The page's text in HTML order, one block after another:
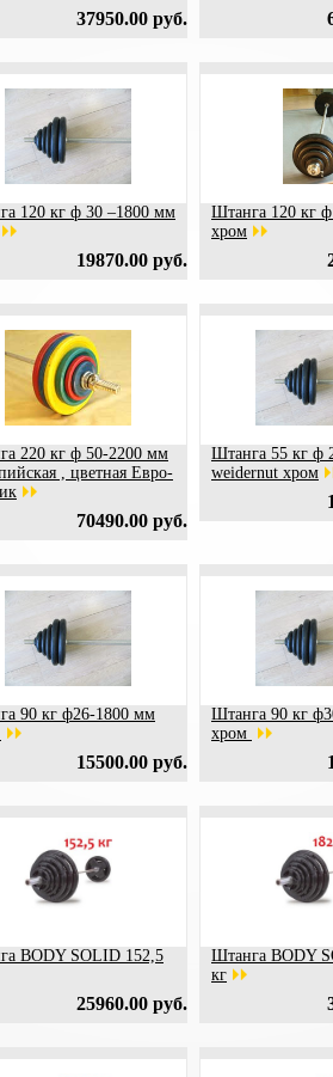
37950.00 руб.
120 кг ф 30 –1800 мм
19870.00 руб.
Штанга 120 кг
хром
220 кг ф 50-2200 мм
, цветная Евро-
70490.00 руб.
Штанга 55 кг ф
weidernut хром
90 кг ф26-1800 мм
15500.00 руб.
Штанга 90 кг
хром
BODY SOLID 152,5
25960.00 руб.
Штанга BODY
кг